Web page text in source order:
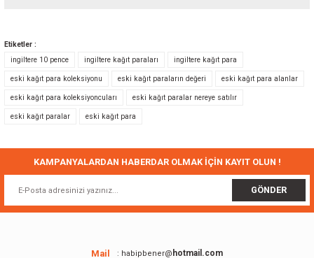
Görüş ve önerileriniz için teşekkür ederiz.
Ürün resmi kalitesiz, bozuk veya görüntülenemiyor.
Ürün açıklamasında eksik bilgiler bulunuyor.
Ürün fiyatı diğer sitelerden daha pahalı.
Bu ürüne benzer farklı alternatifler olmalı.
Etiketler :
ingiltere 10 pence
ingiltere kağıt paraları ingiltere kağıt para
eski kağıt para koleksiyonu eski kağıt paraların değeri eski kağıt para alanlar
eski kağıt para koleksiyoncuları eski kağıt paralar nereye satılır
eski kağıt paralar eski kağıt para
KAMPANYALARDAN HABERDAR OLMAK İÇİN KAYIT OLUN !
GÖNDER
Mail : habipbener@ hotmail.com